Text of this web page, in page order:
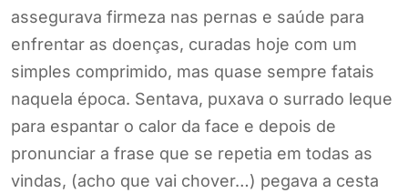
assegurava firmeza nas pernas e saúde para
enfrentar as doenças, curadas hoje com um
simples comprimido, mas quase sempre fatais
naquela época. Sentava, puxava o surrado leque
para espantar o calor da face e depois de
pronunciar a frase que se repetia em todas as
vindas, (acho que vai chover…) pegava a cesta